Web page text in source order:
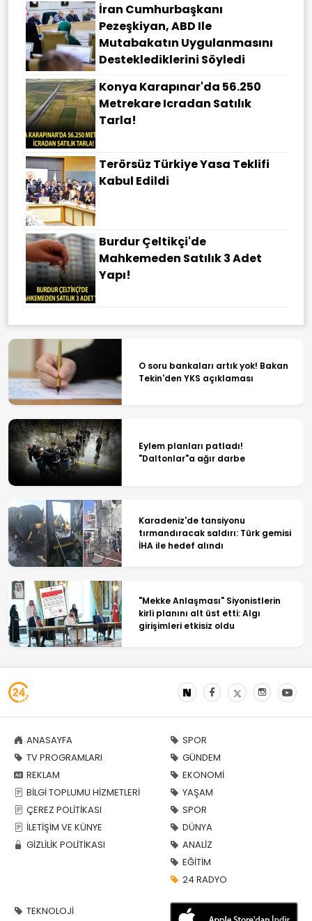
İran Cumhurbaşkanı
Pezeşkiyan, ABD Ile
Mutabakatın Uygulanmasını
Desteklediklerini Söyledi
Konya Karapınar'da 56.250
Metrekare Icradan Satılık
Tarla!
Terörsüz Türkiye Yasa Teklifi
Kabul Edildi
Burdur Çeltikçi'de
Mahkemeden Satılık 3 Adet
Yapı!
O soru bankaları artık yok! Bakan
Tekin'den YKS açıklaması
Eylem planları patladı!
"Daltonlar"a ağır darbe
Karadeniz'de tansiyonu
tırmandıracak saldırı: Türk gemisi
İHA ile hedef alındı
"Mekke Anlaşması" Siyonistlerin
kirli planını alt üst etti: Algı
girişimleri etkisiz oldu
ANASAYFA
TV PROGRAMLARI
REKLAM
BİLGİ TOPLUMU HİZMETLERİ
ÇEREZ POLİTİKASI
İLETİŞİM VE KÜNYE
GİZLİLİK POLİTİKASI
SPOR
GÜNDEM
EKONOMİ
YAŞAM
SPOR
DÜNYA
ANALİZ
EĞİTİM
24 RADYO
TEKNOLOJİ